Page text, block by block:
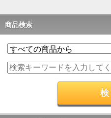
商品検索